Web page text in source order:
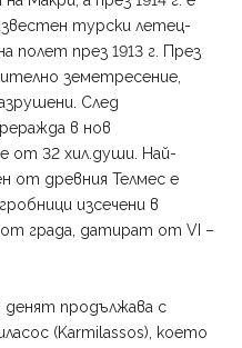
турски летец-
полет през 1913 г. През
земетресение,
След
в нов
от 32 хил.души. Най-
от древния Телмес е
изсечени в
от града, датират от VI –
денят продължава с
(Karmilassos), коeто